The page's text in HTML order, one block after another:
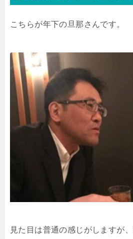
こちらが年下の旦那さんです。
見た目は普通の感じがしますが